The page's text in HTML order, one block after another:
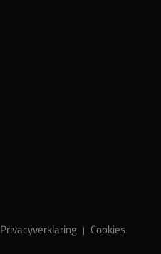
Privacyverklaring | Cookies